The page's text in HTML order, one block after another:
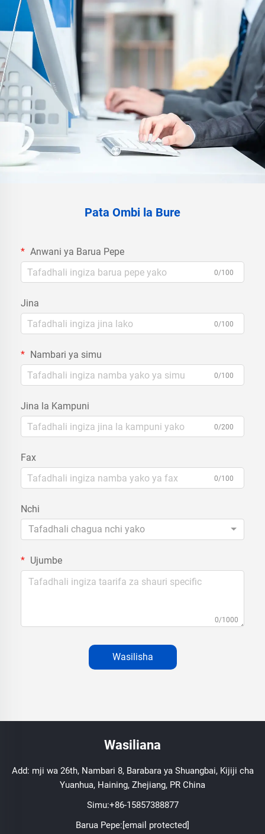
Pata Ombi la Bure
Anwani ya Barua Pepe
0/100
Jina
0/100
Nambari ya simu
0/100
Jina la Kampuni
0/200
Fax
0/100
Nchi
Tafadhali chagua nchi yako
Ujumbe
0/1000
Wasilisha
Wasiliana
Add: mji wa 26th, Nambari 8, Barabara ya Shuangbai, Kijiji cha
Yuanhua, Haining, Zhejiang, PR China
Simu:+86-15857388877
Barua Pepe:[email protected]